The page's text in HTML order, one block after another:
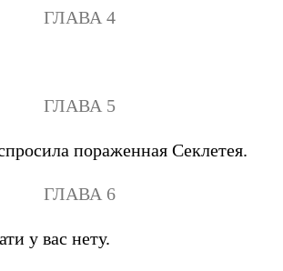
ГЛАВА 4
ГЛАВА 5
пораженная Секлетея.
ГЛАВА 6
у вас нету.